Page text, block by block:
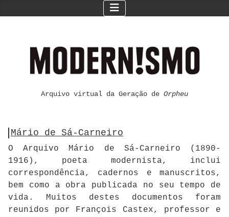
Arquivo virtual da Geração de Orpheu
Mário de Sá-Carneiro
O Arquivo Mário de Sá-Carneiro (1890-
1916), poeta modernista, inclui
correspondência, cadernos e manuscritos,
bem como a obra publicada no seu tempo de
vida. Muitos destes documentos foram
reunidos por François Castex, professor e